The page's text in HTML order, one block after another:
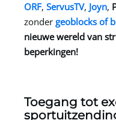
ORF, ServusTV, Joyn,
zonder geoblocks of
nieuwe wereld van
beperkingen!
Toegang tot